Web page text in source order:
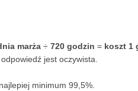
marża ÷ 720 godzin = koszt 1
jest oczywista.
minimum 99,5%.